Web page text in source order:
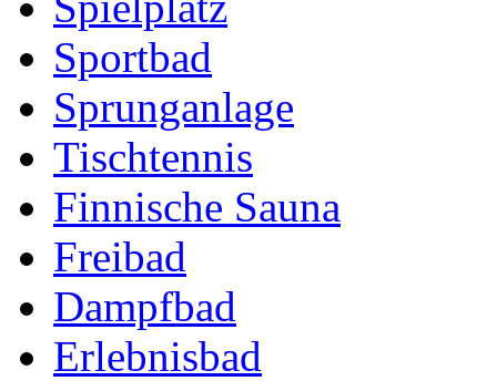
Sportbad
Sprunganlage
Tischtennis
Finnische Sauna
Freibad
Dampfbad
Erlebnisbad